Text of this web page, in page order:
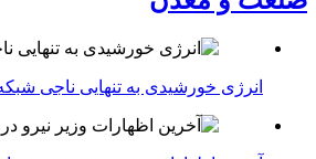
انرژی خورشیدی به تنهایی ناجی